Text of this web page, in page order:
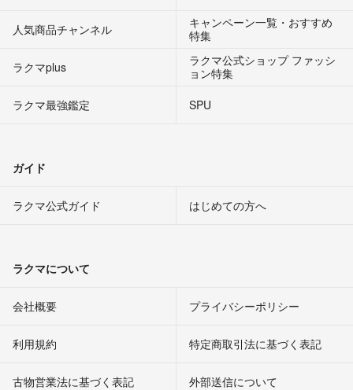
人気商品チャンネル
キャンペーン一覧・おすすめ
特集
ラクマplus
ラクマ公式ショップ ファッシ
ョン特集
ラクマ最強鑑定
SPU
ガイド
ラクマ公式ガイド はじめての方へ
ラクマについて
会社概要 プライバシーポリシー
利用規約 特定商取引法に基づく表記
古物営業法に基づく表記 外部送信について